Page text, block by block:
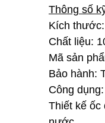
Thông số
Kích
Chất liệu:
Mã sản
Bảo hành:
Công
Thiết kế ốc